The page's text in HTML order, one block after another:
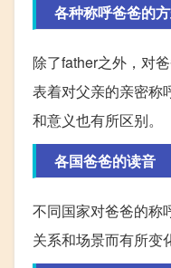
各种称呼爸爸的
除了father之外，对
表着对父亲的亲密称
和意义也有所区别。
各国爸爸的读音
不同国家对爸爸的称
关系和场景而有所变